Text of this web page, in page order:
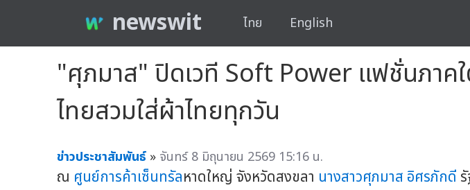
newswit ไทย English
"ศุภมาส" ปิดเวที Soft Power แฟชั่นภาค
ไทยสวมใส่ผ้าไทยทุกวัน
ข่าวประชาสัมพันธ์ » จันทร์ 8 มิถุนายน 2569 15:16 น.
ณ ศูนย์การค้าเซ็นทรัลหาดใหญ่ จังหวัดสงขลา นางสาวศุภมาส อิศรภักดี